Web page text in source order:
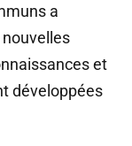
a
et
développées